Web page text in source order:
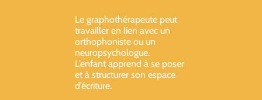
Le graphothérapeute peut
travailler en lien avec un
orthophoniste ou un
neuropsychologue.
L’enfant apprend à se poser
et à structurer son espace
d’écriture.